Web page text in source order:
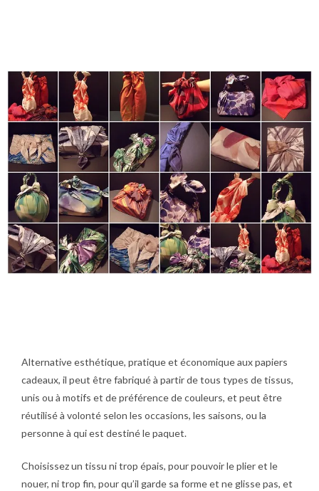
Alternative esthétique, pratique et économique aux papiers
cadeaux, il peut être fabriqué à partir de tous types de tissus,
unis ou à motifs et de préférence de couleurs, et peut être
réutilisé à volonté selon les occasions, les saisons, ou la
personne à qui est destiné le paquet.
Choisissez un tissu ni trop épais, pour pouvoir le plier et le
nouer, ni trop fin, pour qu’il garde sa forme et ne glisse pas, et